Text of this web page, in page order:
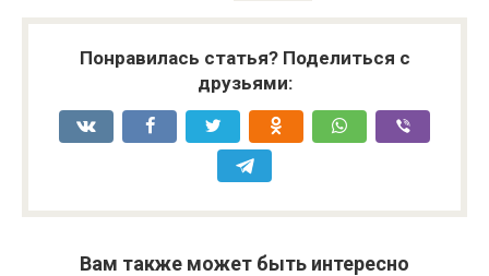
Понравилась статья? Поделиться с
друзьями:
Вам также может быть интересно